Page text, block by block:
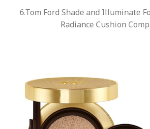
6.Tom Ford Shade and Illuminate
Radiance Cushion